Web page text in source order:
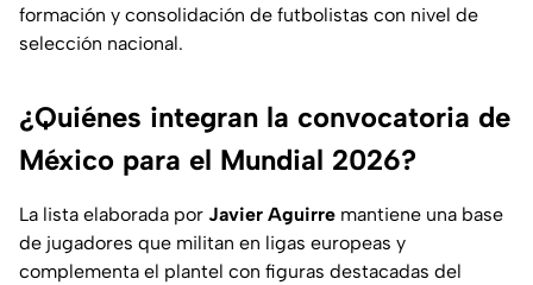
formación y consolidación de futbolistas con nivel de
selección nacional.
¿Quiénes integran la convocatoria de
México para el Mundial 2026?
La lista elaborada por Javier Aguirre mantiene una base
de jugadores que militan en ligas europeas y
complementa el plantel con figuras destacadas del